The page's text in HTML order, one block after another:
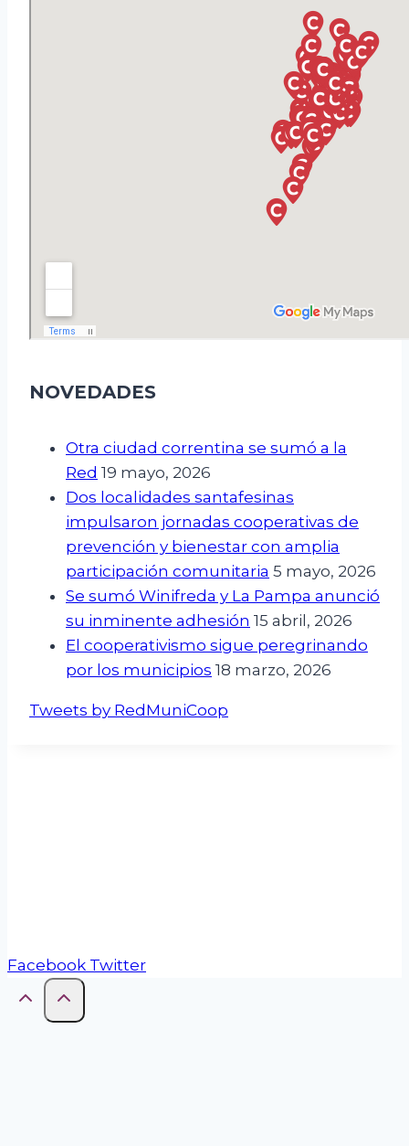
NOVEDADES
Otra ciudad correntina se sumó a la
Red 19 mayo, 2026
Dos localidades santafesinas
impulsaron jornadas cooperativas de
prevención y bienestar con amplia
participación comunitaria 5 mayo, 2026
Se sumó Winifreda y La Pampa anunció
su inminente adhesión 15 abril, 2026
El cooperativismo sigue peregrinando
por los municipios 18 marzo, 2026
Tweets by RedMuniCoop
Facebook Twitter